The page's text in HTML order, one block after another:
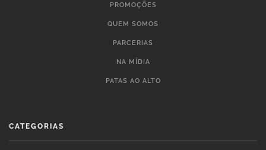
PROMOÇÕES
QUEM SOMOS
PARCERIAS
NA MÍDIA
PATAS AO ALTO
CATEGORIAS